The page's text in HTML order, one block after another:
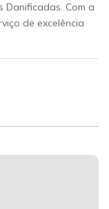
Danificadas. Com a
de excelência